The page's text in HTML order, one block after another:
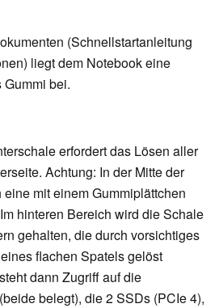
(Schnellstartanleitung
liegt dem Notebook eine
bei.
erfordert das Lösen aller
Achtung: In der Mitte der
mit einem Gummiplättchen
hinteren Bereich wird die Schale
gehalten, die durch vorsichtiges
flachen Spatels gelöst
dann Zugriff auf die
belegt), die 2 SSDs (PCIe 4),